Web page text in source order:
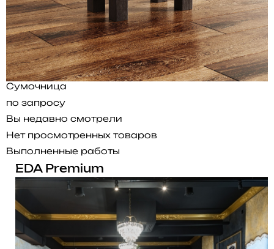
Сумочница
по запросу
Вы недавно смотрели
Нет просмотренных товаров
Выполненные работы
EDA Premium